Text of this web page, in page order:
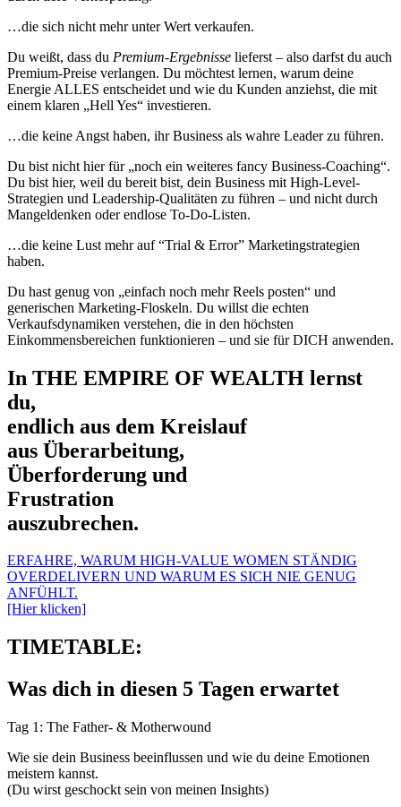
…die sich nicht mehr unter Wert verkaufen.
Du weißt, dass du Premium-Ergebnisse lieferst – also darfst du auch
Premium-Preise verlangen. Du möchtest lernen, warum deine
Energie ALLES entscheidet und wie du Kunden anziehst, die mit
einem klaren „Hell Yes“ investieren.
…die keine Angst haben, ihr Business als wahre Leader zu führen.
Du bist nicht hier für „noch ein weiteres fancy Business-Coaching“.
Du bist hier, weil du bereit bist, dein Business mit High-Level-
Strategien und Leadership-Qualitäten zu führen – und nicht durch
Mangeldenken oder endlose To-Do-Listen.
…die keine Lust mehr auf “Trial & Error” Marketingstrategien
haben.
Du hast genug von „einfach noch mehr Reels posten“ und
generischen Marketing-Floskeln. Du willst die echten
Verkaufsdynamiken verstehen, die in den höchsten
Einkommensbereichen funktionieren – und sie für DICH anwenden.
In THE EMPIRE OF WEALTH lernst
du,
endlich aus dem Kreislauf
aus Überarbeitung,
Überforderung und
Frustration
auszubrechen.
ERFAHRE, WARUM HIGH-VALUE WOMEN STÄNDIG
OVERDELIVERN UND WARUM ES SICH NIE GENUG
ANFÜHLT.
[Hier klicken]
TIMETABLE:
Was dich in diesen 5 Tagen erwartet
Tag 1: The Father- & Motherwound
Wie sie dein Business beeinflussen und wie du deine Emotionen
meistern kannst.
(Du wirst geschockt sein von meinen Insights)